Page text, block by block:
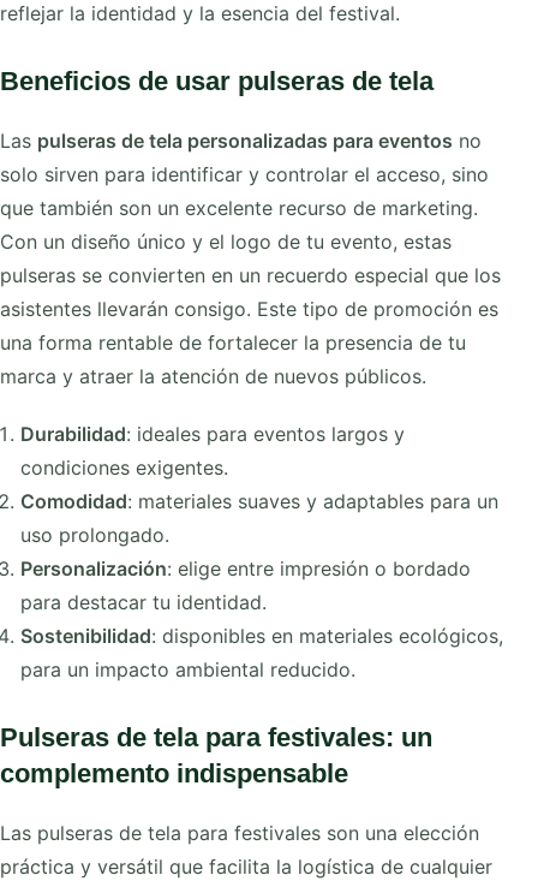
reflejar la identidad y la esencia del festival.
Beneficios de usar pulseras de tela
Las pulseras de tela personalizadas para eventos no
solo sirven para identificar y controlar el acceso, sino
que también son un excelente recurso de marketing.
Con un diseño único y el logo de tu evento, estas
pulseras se convierten en un recuerdo especial que los
asistentes llevarán consigo. Este tipo de promoción es
una forma rentable de fortalecer la presencia de tu
marca y atraer la atención de nuevos públicos.
Durabilidad: ideales para eventos largos y
condiciones exigentes.
Comodidad: materiales suaves y adaptables para un
uso prolongado.
Personalización: elige entre impresión o bordado
para destacar tu identidad.
Sostenibilidad: disponibles en materiales ecológicos,
para un impacto ambiental reducido.
Pulseras de tela para festivales: un
complemento indispensable
Las pulseras de tela para festivales son una elección
práctica y versátil que facilita la logística de cualquier